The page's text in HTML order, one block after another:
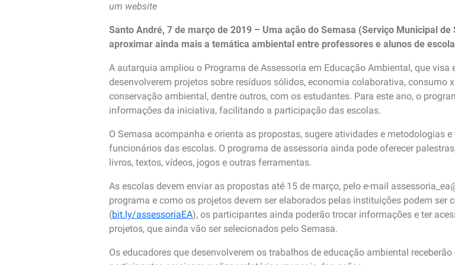
um website
Santo André, 7 de março de 2019 – Uma ação do Semasa (Serviço Municipal
aproximar ainda mais a temática ambiental entre professores e alunos de
A autarquia ampliou o Programa de Assessoria em Educação Ambiental, que
desenvolverem projetos sobre resíduos sólidos, economia colaborativa, consumo
conservação ambiental, dentre outros, com os estudantes. Para este ano, o
informações da iniciativa, facilitando a participação das escolas.
O Semasa acompanha e orienta as propostas, sugere atividades e metodologias
funcionários das escolas. O programa de assessoria ainda pode oferecer
livros, textos, vídeos, jogos e outras ferramentas.
As escolas devem enviar as propostas até 15 de março, pelo e-mail
programa e como os projetos devem ser elaborados pelas instituições podem
(bit.ly/assessoriaEA), os participantes ainda poderão trocar informações e ter
projetos, que ainda vão ser selecionados pelo Semasa.
Os educadores que desenvolverem os trabalhos de educação ambiental